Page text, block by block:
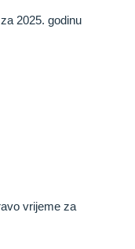
2025. godinu
vrijeme za